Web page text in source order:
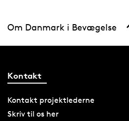
Om Danmark i Bevægelse
Kontakt
Kontakt projektlederne
Skriv til os her